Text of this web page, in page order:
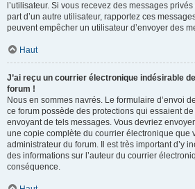
l’utilisateur. Si vous recevez des messages
part d’un autre utilisateur, rapportez ces
peuvent empêcher un utilisateur d’envoyer des
Haut
J’ai reçu un courrier électronique indésirable
forum !
Nous en sommes navrés. Le formulaire d’envoi
ce forum possède des protections qui essaient
envoyant de tels messages. Vous devriez
une copie complète du courrier électronique que
administrateur du forum. Il est très important d’y
des informations sur l’auteur du courrier
conséquence.